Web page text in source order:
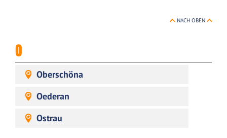
NACH OBEN
O
Oberschöna
Oederan
Ostrau